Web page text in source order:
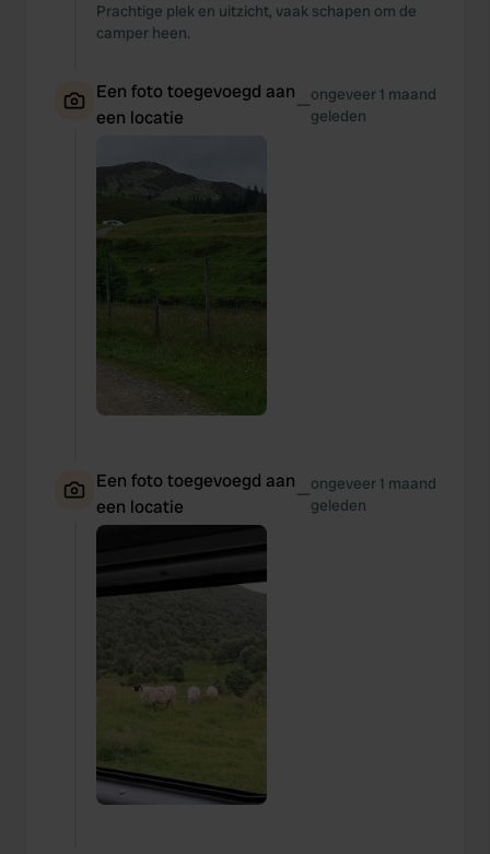
Prachtige plek en uitzicht, vaak schapen om de
camper heen.
Een foto toegevoegd aan
een locatie
—ongeveer 1 maand
geleden
Een foto toegevoegd aan
een locatie
—ongeveer 1 maand
geleden